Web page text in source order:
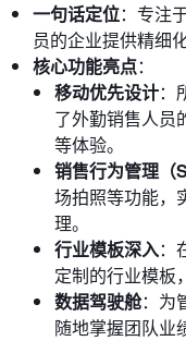
一句话定位：专注
员的企业提供精细
核心功能亮点：
移动优先设计：
了外勤销售人员
等体验。
销售行为管理（
场拍照等功能，
理。
行业模板深入：
定制的行业模板
数据驾驶舱：为
随地掌握团队业